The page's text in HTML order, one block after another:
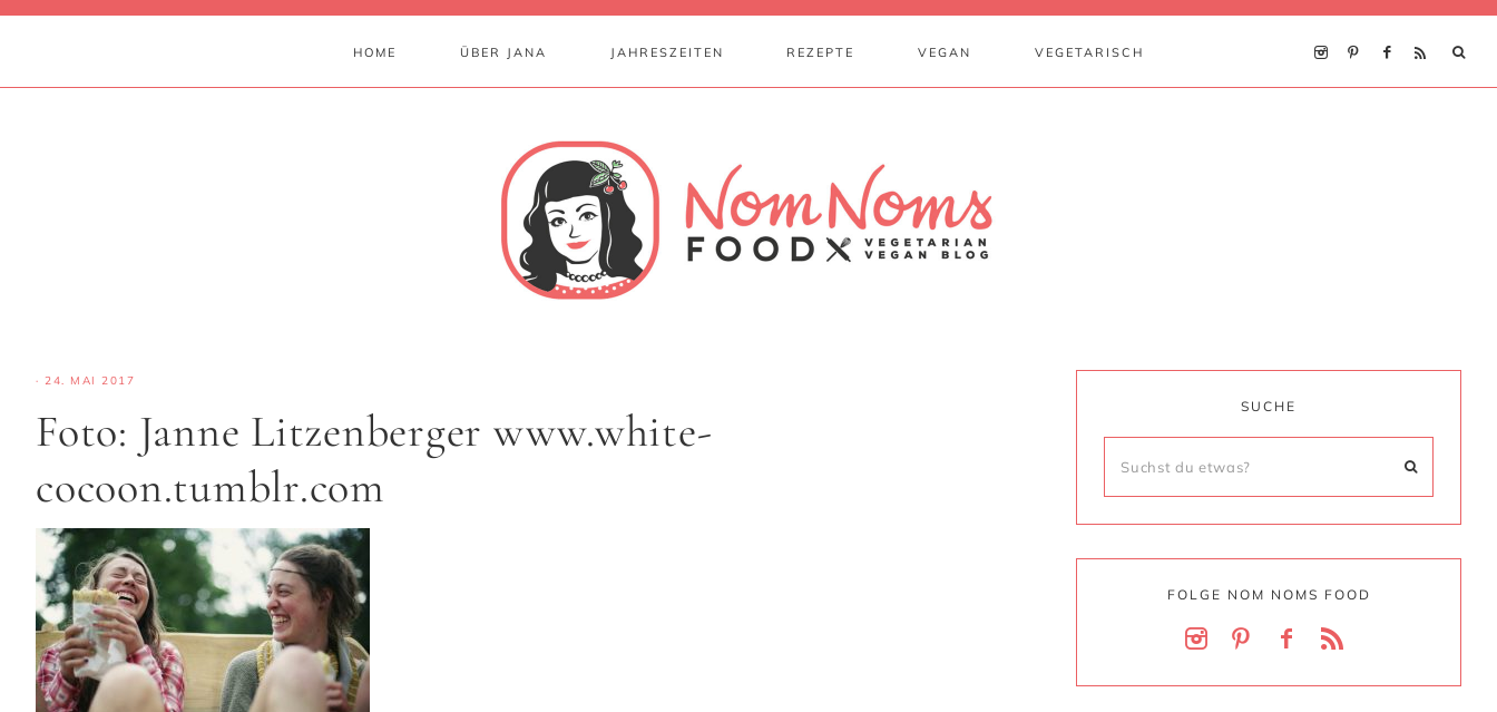
HOME ÜBER JANA JAHRESZEITEN REZEPTE VEGAN VEGETARISCH
· 24. MAI 2017
Foto: Janne Litzenberger www.white-
cocoon.tumblr.com
SUCHE
FOLGE NOM NOMS FOOD